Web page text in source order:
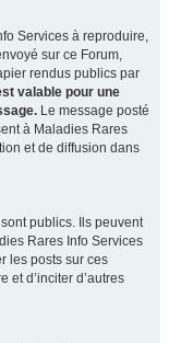
Services à reproduire,
sur ce Forum,
rendus publics par
valable pour une
Le message posté
à Maladies Rares
et de diffusion dans
publics. Ils peuvent
Rares Info Services
les posts sur ces
et d’inciter d’autres